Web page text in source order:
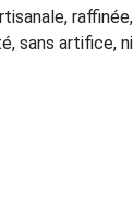
sans artifice,